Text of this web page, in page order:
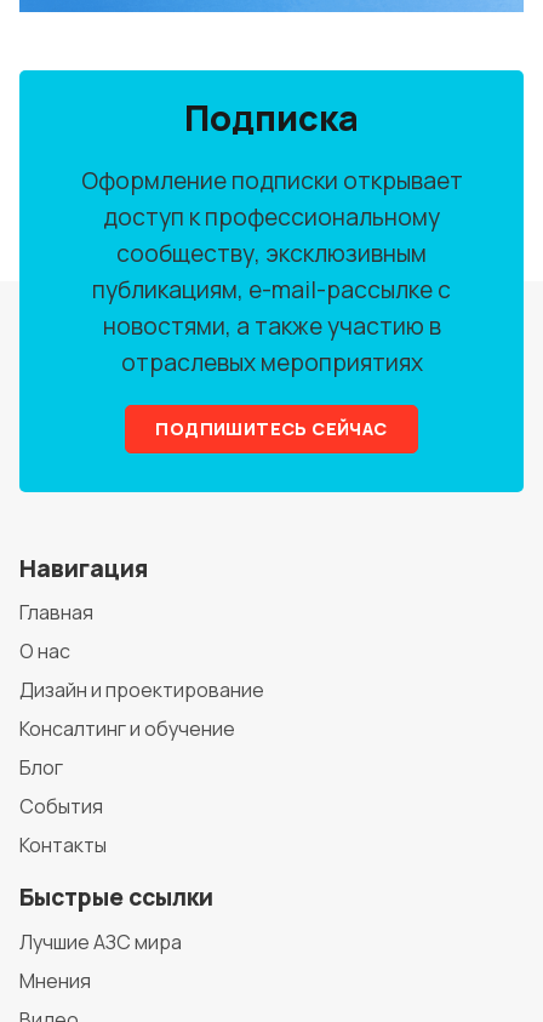
Подписка
Оформление подписки открывает
доступ к профессиональному
сообществу, эксклюзивным
публикациям, e-mail-рассылке с
новостями, а также участию в
отраслевых мероприятиях
ПОДПИШИТЕСЬ СЕЙЧАС
Навигация
Главная
О нас
Дизайн и проектирование
Консалтинг и обучение
Блог
События
Контакты
Быстрые ссылки
Лучшие АЗС мира
Мнения